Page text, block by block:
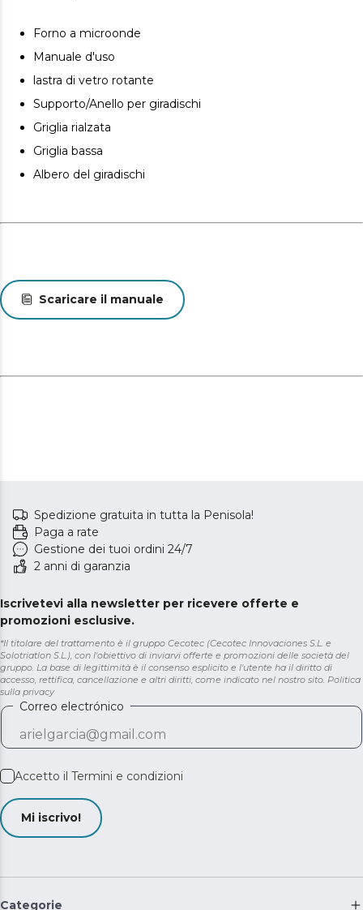
Forno a microonde
Manuale d'uso
lastra di vetro rotante
Supporto/Anello per giradischi
Griglia rialzata
Griglia bassa
Albero del giradischi
Scaricare il manuale
Spedizione gratuita in tutta la Penisola!
Paga a rate
Gestione dei tuoi ordini 24/7
2 anni di garanzia
Iscrivetevi alla newsletter per ricevere offerte e
promozioni esclusive.
*Il titolare del trattamento è il gruppo Cecotec (Cecotec Innovaciones S.L. e
Solotriatlon S.L.), con l'obiettivo di inviarvi offerte e promozioni delle società del
gruppo. La base di legittimità è il consenso esplicito e l'utente ha il diritto di
accesso, rettifica, cancellazione e altri diritti, come indicato nel nostro sito. Politica
sulla privacy
Correo electrónico
Accetto il Termini e condizioni
Mi iscrivo!
Categorie